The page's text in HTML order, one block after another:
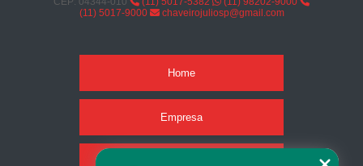
(11) 5017-9000
chaveirojuliosp@gmail.com
Home
Empresa